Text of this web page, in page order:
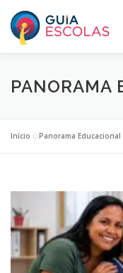
para
conteúdo
HOME
BUSCAR ESCOLAS
PANORAMA
Início »Panorama Educacional